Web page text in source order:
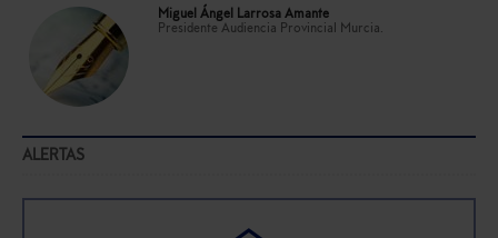
Miguel Ángel Larrosa Amante
Presidente Audiencia Provincial Murcia.
ALERTAS